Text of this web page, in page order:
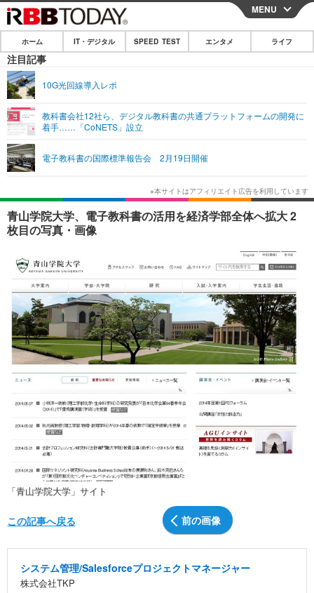
CLOSE
ホーム
IT・デジタル
ネタ
ショッピング
SPEED TEST
エンタメ
エンタメTOP
韓国・芸能
音楽 スポーツ
ショッピング その他
ライフ
ライフTOP グルメ
ペット ショッピング
リリース一覧
プッシュ通知の停止方法
MENU
ホーム IT・デジタル SPEED TEST エンタメ ライフ
注目記事
10G光回線導入レポ
教科書会社12社ら、デジタル教科書の共通プラットフォームの開発に
着手……「CoNETS」設立
電子教科書の国際標準報告会 2月19日開催
青山学院大学、電子教科書の活用を経済学部全体へ拡大 2
枚目の写真・画像
「青山学院大学」サイト
前の画像
この記事へ戻る
システム管理/Salesforceプロジェクトマネージャー
株式会社TKP